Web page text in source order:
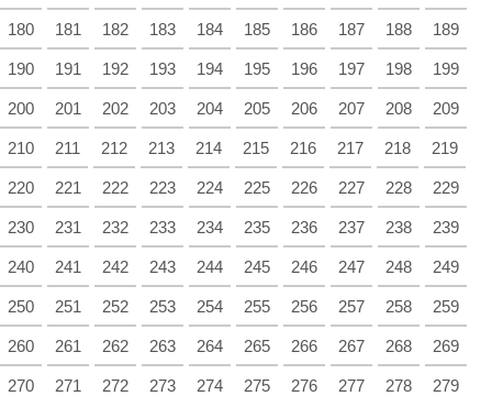
180 181 182 183 184 185 186 187 188 189
190 191 192 193 194 195 196 197 198 199
200 201 202 203 204 205 206 207 208 209
210 211 212 213 214 215 216 217 218 219
220 221 222 223 224 225 226 227 228 229
230 231 232 233 234 235 236 237 238 239
240 241 242 243 244 245 246 247 248 249
250 251 252 253 254 255 256 257 258 259
260 261 262 263 264 265 266 267 268 269
270 271 272 273 274 275 276 277 278 279